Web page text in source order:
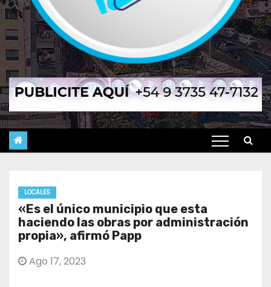
LOCALES
«Es el único municipio que esta
haciendo las obras por administración
propia», afirmó Papp
Ago 17, 2023